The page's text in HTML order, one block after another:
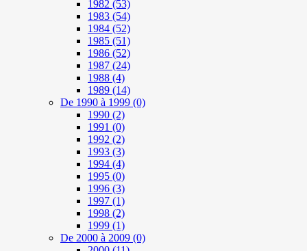
1982 (53)
1983 (54)
1984 (52)
1985 (51)
1986 (52)
1987 (24)
1988 (4)
1989 (14)
De 1990 à 1999 (0)
1990 (2)
1991 (0)
1992 (2)
1993 (3)
1994 (4)
1995 (0)
1996 (3)
1997 (1)
1998 (2)
1999 (1)
De 2000 à 2009 (0)